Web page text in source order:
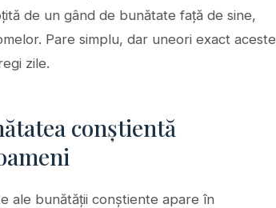
de un gând de bunătate față de sine,
Pare simplu, dar uneori exact aceste
zile.
conștientă
ale bunătății conștiente apare în